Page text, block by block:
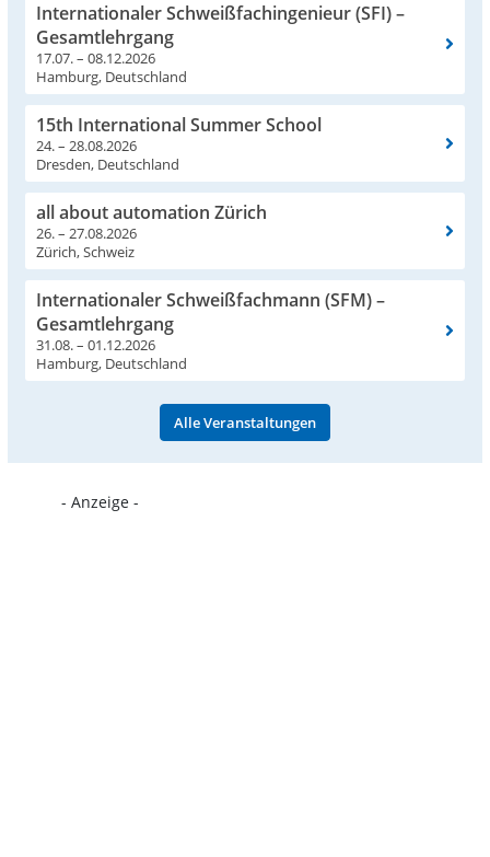
Internationaler Schweißfachingenieur (SFI) –
Gesamtlehrgang
17.07. – 08.12.2026
Hamburg, Deutschland
15th International Summer School
24. – 28.08.2026
Dresden, Deutschland
all about automation Zürich
26. – 27.08.2026
Zürich, Schweiz
Internationaler Schweißfachmann (SFM) –
Gesamtlehrgang
31.08. – 01.12.2026
Hamburg, Deutschland
Alle Veranstaltungen
- Anzeige -